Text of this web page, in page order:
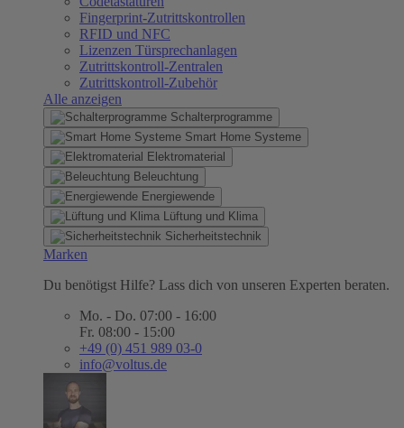
Fingerprint-Zutrittskontrollen
RFID und NFC
Lizenzen Türsprechanlagen
Zutrittskontroll-Zentralen
Zutrittskontroll-Zubehör
Alle anzeigen
Schalterprogramme
Smart Home Systeme
Elektromaterial
Beleuchtung
Energiewende
Lüftung und Klima
Sicherheitstechnik
Marken
Du benötigst Hilfe? Lass dich von unseren Experten beraten.
Mo. - Do. 07:00 - 16:00
Fr. 08:00 - 15:00
+49 (0) 451 989 03-0
info@voltus.de